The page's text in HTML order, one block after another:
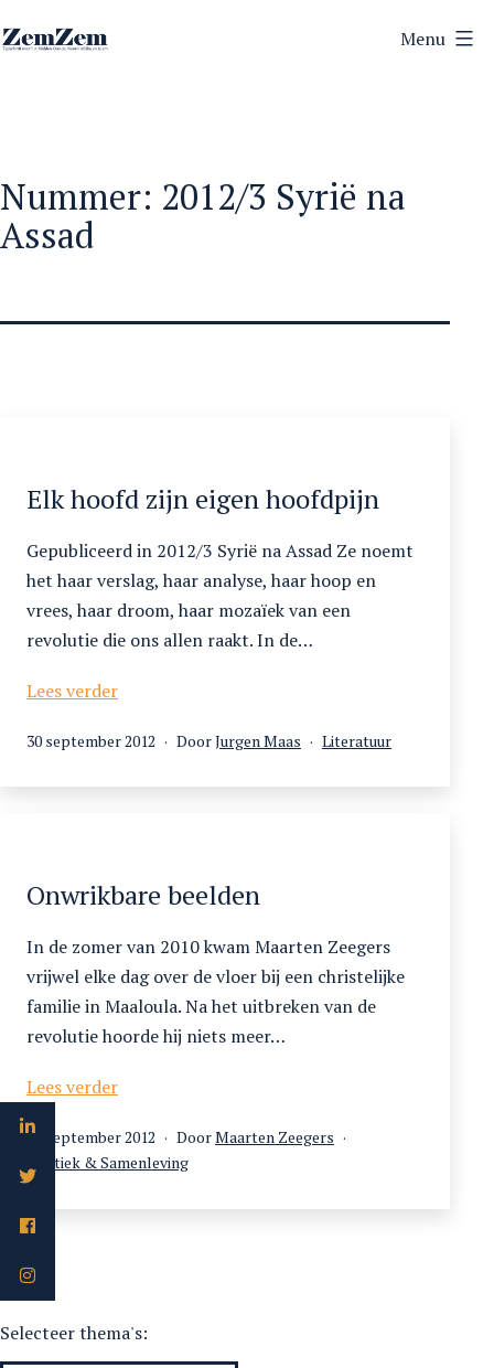
naar
Menu
Nummer: 2012/3 Syrië na
Assad
Elk hoofd zijn eigen hoofdpijn
Gepubliceerd in 2012/3 Syrië na Assad Ze noemt
het haar verslag, haar analyse, haar hoop en
vrees, haar droom, haar mozaïek van een
revolutie die ons allen raakt. In de…
Lees verderElk
zijn
Gepubliceerd
30 september 2012 DoorJurgen Maas
Gecategoriseerd
Literatuur
Onwrikbare beelden
In de zomer van 2010 kwam Maarten Zeegers
vrijwel elke dag over de vloer bij een christelijke
familie in Maaloula. Na het uitbreken van de
revolutie hoorde hij niets meer…
Lees verderOnwrikbare
Gepubliceerd
30 september 2012 DoorMaarten Zeegers
Gecategoriseerd
als
Politiek & Samenleving
Selecteer thema's: